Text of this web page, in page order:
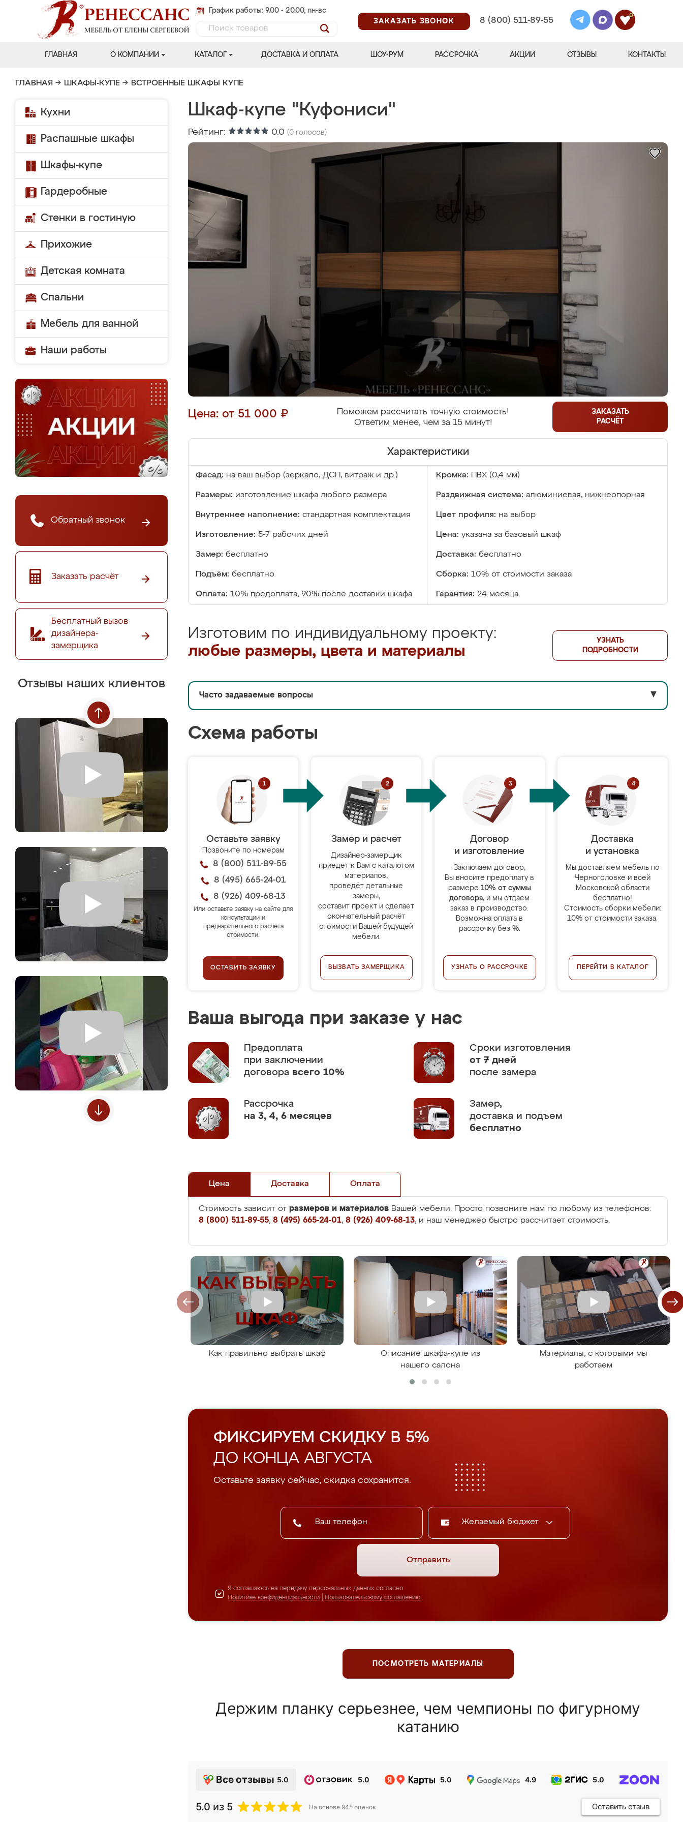
График работы: 9.00 - 20.00, пн-вс
ЗАКАЗАТЬ ЗВОНОК
8 (800) 511-89-55
0
ГЛАВНАЯ О КОМПАНИИ КАТАЛОГ ДОСТАВКА И ОПЛАТА ШОУ-РУМ РАССРОЧКА АКЦИИ ОТЗЫВЫ КОНТАКТЫ
ГЛАВНАЯ → ШКАФЫ-КУПЕ → ВСТРОЕННЫЕ ШКАФЫ КУПЕ
Кухни
Распашные шкафы
Шкафы-купе
Гардеробные
Стенки в гостиную
Прихожие
Детская комната
Спальни
Мебель для ванной
Наши работы
Обратный звонок
Заказать расчёт
Бесплатный вызов
дизайнера-
замерщика
Отзывы наших клиентов
Шкаф-купе "Куфониси"
Рейтинг: 0.0 (0 голосов)
Цена: от 51 000 ₽
Поможем рассчитать точную стоимость!
Ответим менее, чем за 15 минут!
ЗАКАЗАТЬ
РАСЧЁТ
Характеристики
Фасад: на ваш выбор (зеркало, ДСП, витраж и др.) Кромка: ПВХ (0,4 мм)
Размеры: изготовление шкафа любого размера Раздвижная система: алюминиевая, нижнеопорная
Внутреннее наполнение: стандартная комплектация Цвет профиля: на выбор
Изготовление: 5-7 рабочих дней Цена: указана за базовый шкаф
Замер: бесплатно Доставка: бесплатно
Подъём: бесплатно Сборка: 10% от стоимости заказа
Оплата: 10% предоплата, 90% после доставки шкафа Гарантия: 24 месяца
Изготовим по индивидуальному проекту:
любые размеры, цвета и материалы
УЗНАТЬ
ПОДРОБНОСТИ
Часто задаваемые вопросы ▼
Схема работы
Оставьте заявку
Позвоните по номерам
8 (800) 511-89-55
8 (495) 665-24-01
8 (926) 409-68-13
Или оставьте заявку на сайте для
консультации и
предварительного расчёта
стоимости.
ОСТАВИТЬ ЗАЯВКУ
Замер и расчет
Дизайнер-замерщик
приедет к Вам с каталогом
материалов,
проведёт детальные
замеры,
составит проект и сделает
окончательный расчёт
стоимости Вашей будущей
мебели.
ВЫЗВАТЬ ЗАМЕРЩИКА
Договор
и изготовление
Заключаем договор,
Вы вносите предоплату в
размере 10% от суммы
договора, и мы отдаём
заказ в производство.
Возможна оплата в
рассрочку без %.
УЗНАТЬ О РАССРОЧКЕ
Доставка
и установка
Мы доставляем мебель по
Черноголовке и всей
Московской области
бесплатно!
Стоимость сборки мебели:
10% от стоимости заказа.
ПЕРЕЙТИ В КАТАЛОГ
Ваша выгода при заказе у нас
Предоплата
при заключении
договора всего 10%
Сроки изготовления
от 7 дней
после замера
Рассрочка
на 3, 4, 6 месяцев
Замер,
доставка и подъем
бесплатно
Цена Доставка Оплата
Стоимость зависит от размеров и материалов Вашей мебели. Просто позвоните нам по любому из телефонов:
8 (800) 511-89-55, 8 (495) 665-24-01, 8 (926) 409-68-13, и наш менеджер быстро рассчитает стоимость.
Как правильно выбрать шкаф
Описание шкафа-купе из
нашего салона
Материалы, с которыми мы
работаем
ФИКСИРУЕМ СКИДКУ В 5%
ДО КОНЦА АВГУСТА
Оставьте заявку сейчас, скидка сохранится.
Желаемый бюджет
Отправить
Я соглашаюсь на передачу персональных данных согласно
Политике конфиденциальности
Пользовательскому соглашению
ПОСМОТРЕТЬ МАТЕРИАЛЫ
Держим планку серьезнее, чем чемпионы по фигурному
катанию
Все отзывы 5.0 5.0 5.0 4.9 5.0
5.0 из 5 На основе 945 оценок Оставить отзыв